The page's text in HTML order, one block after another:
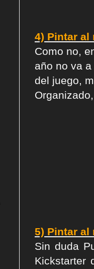
4) Pintar al
Como no,
año no va
del juego,
5) Pintar al
Sin duda
Kickstarter